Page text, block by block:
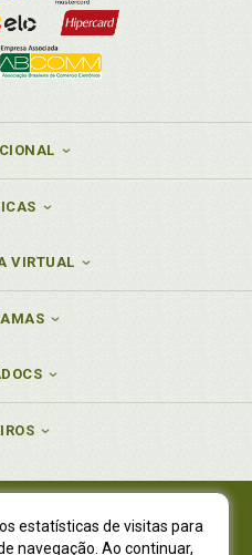
VIRTUAL
77.535.508/0001-19
estatísticas de visitas para
navegação. Ao continuar,